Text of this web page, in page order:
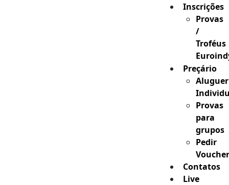
Inscrições
Provas
/
Troféus
Preçário
Aluguer
Provas
para
grupos
Pedir
Voucher
Contatos
Live